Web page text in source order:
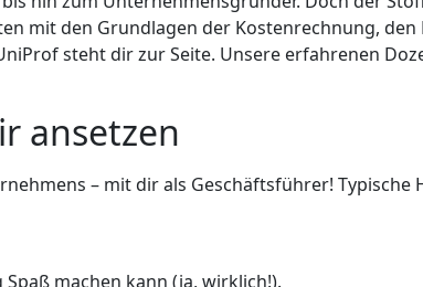
mit den Grundlagen der Kostenrechnung, den
steht dir zur Seite. Unsere erfahrenen
ansetzen
– mit dir als Geschäftsführer! Typische
machen kann (ja, wirklich!).